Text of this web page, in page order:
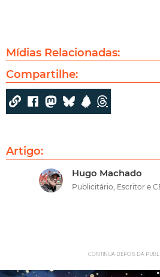
Mídias Relacionadas:
Compartilhe:
Artigo:
Hugo Machado
Publicitário, Escritor e
CONTINUA DEPOIS DA